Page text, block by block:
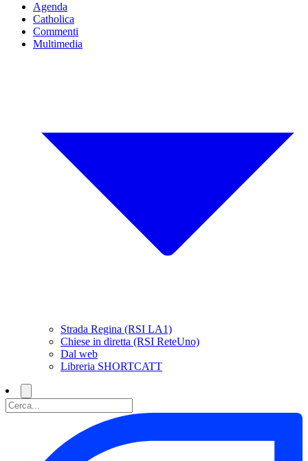
Agenda
Catholica
Commenti
Multimedia
Strada Regina (RSI LA1)
Chiese in diretta (RSI ReteUno)
Dal web
Libreria SHORTCATT